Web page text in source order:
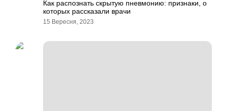
Как распознать скрытую пневмонию: признаки, о
которых рассказали врачи
15 Вересня, 2023